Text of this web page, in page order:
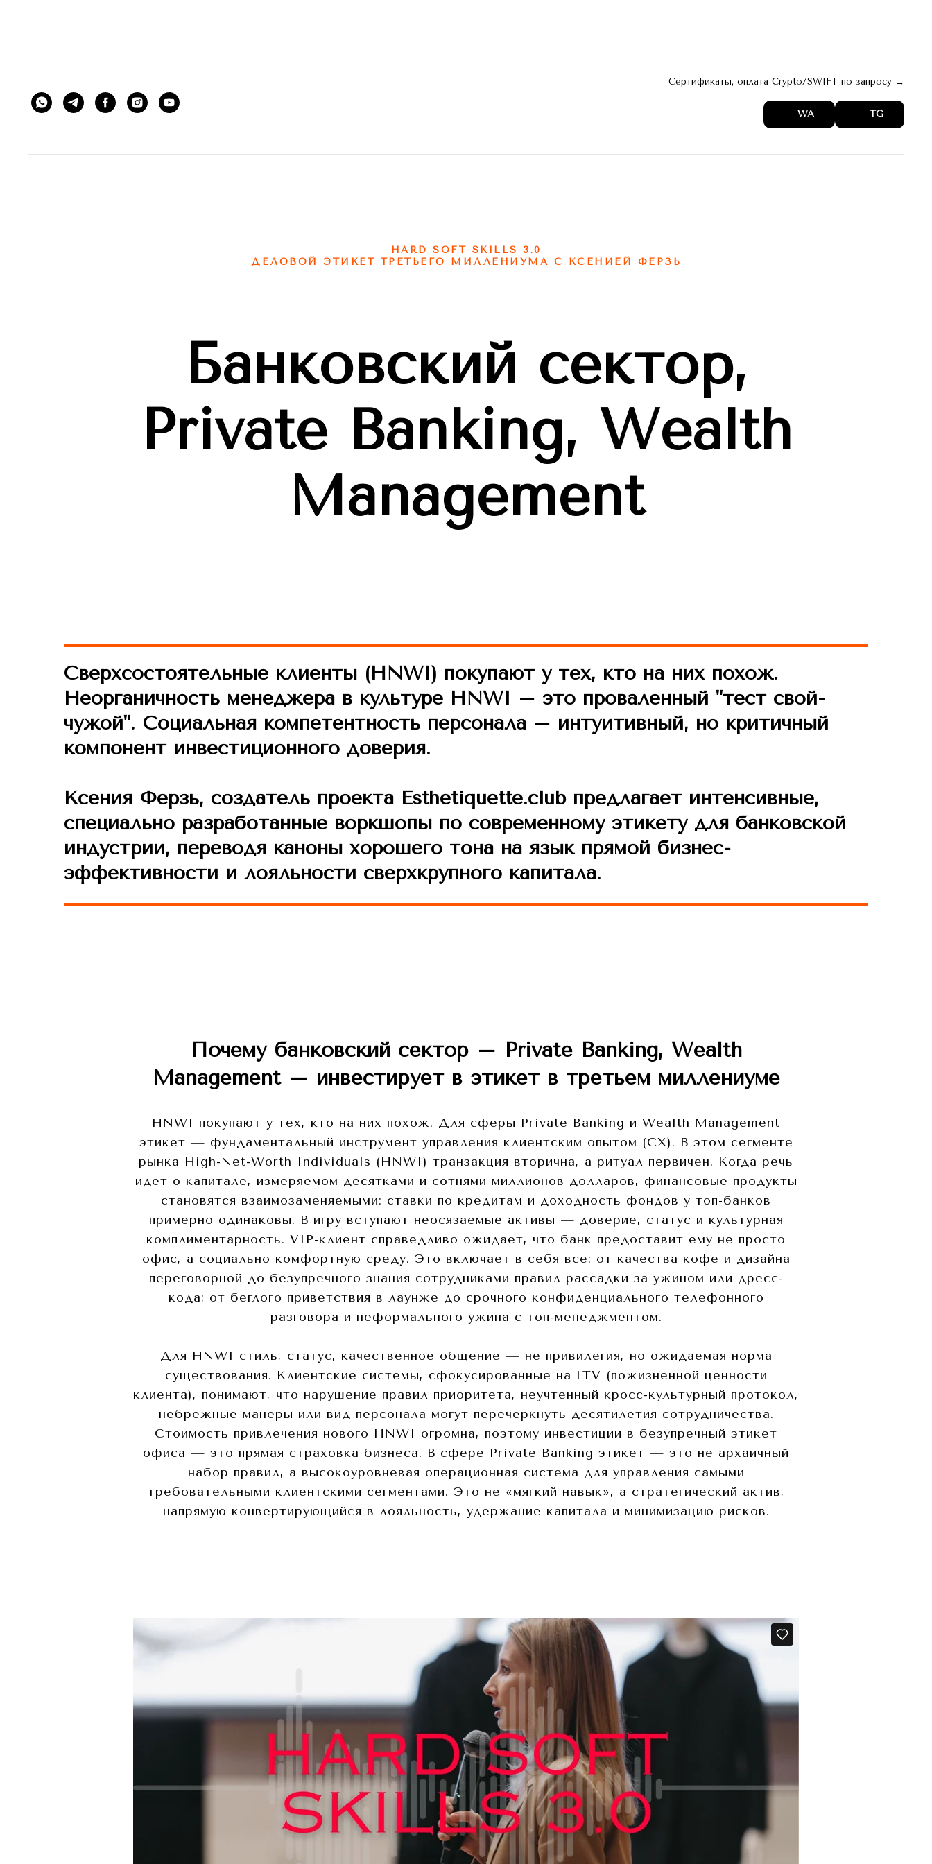
Сертификаты, оплата Crypto/SWIFT по запросу →
WA TG
HARD SOFT SKILLS 3.0
ДЕЛОВОЙ ЭТИКЕТ ТРЕТЬЕГО МИЛЛЕНИУМА С КСЕНИЕЙ ФЕРЗЬ
Банковский сектор,
Private Banking, Wealth
Management
Cверхсостоятельные клиенты (HNWI) покупают у тех, кто на них похож.
Неорганичность менеджера в культуре HNWI – это проваленный "тест свой-
чужой". Социальная компетентность персонала – интуитивный, но критичный
компонент инвестиционного доверия.
Ксения Ферзь, создатель проекта Esthetiquette.club предлагает интенсивные,
специально разработанные воркшопы по современному этикету для банковской
индустрии, переводя каноны хорошего тона на язык прямой бизнес-
эффективности и лояльности сверхкрупного капитала.
Почему банковский сектор – Private Banking, Wealth
Management – инвестирует в этикет в третьем миллениуме
HNWI покупают у тех, кто на них похож. Для сферы Private Banking и Wealth Management
этикет — фундаментальный инструмент управления клиентским опытом (CX). В этом сегменте
рынка High-Net-Worth Individuals (HNWI) транзакция вторична, а ритуал первичен. Когда речь
идет о капитале, измеряемом десятками и сотнями миллионов долларов, финансовые продукты
становятся взаимозаменяемыми: ставки по кредитам и доходность фондов у топ-банков
примерно одинаковы. В игру вступают неосязаемые активы — доверие, статус и культурная
комплиментарность. VIP-клиент справедливо ожидает, что банк предоставит ему не просто
офис, а социально комфортную среду. Это включает в себя все: от качества кофе и дизайна
переговорной до безупречного знания сотрудниками правил рассадки за ужином или дресс-
кода; от беглого приветствия в лаунже до срочного конфиденциального телефонного
разговора и неформального ужина с топ-менеджментом.
Для HNWI стиль, статус, качественное общение — не привилегия, но ожидаемая норма
существования. Клиентские системы, сфокусированные на LTV (пожизненной ценности
клиента), понимают, что нарушение правил приоритета, неучтенный кросс-культурный протокол,
небрежные манеры или вид персонала могут перечеркнуть десятилетия сотрудничества.
Стоимость привлечения нового HNWI огромна, поэтому инвестиции в безупречный этикет
офиса — это прямая страховка бизнеса. В сфере Private Banking этикет — это не архаичный
набор правил, а высокоуровневая операционная система для управления самыми
требовательными клиентскими сегментами. Это не «мягкий навык», а стратегический актив,
напрямую конвертирующийся в лояльность, удержание капитала и минимизацию рисков.